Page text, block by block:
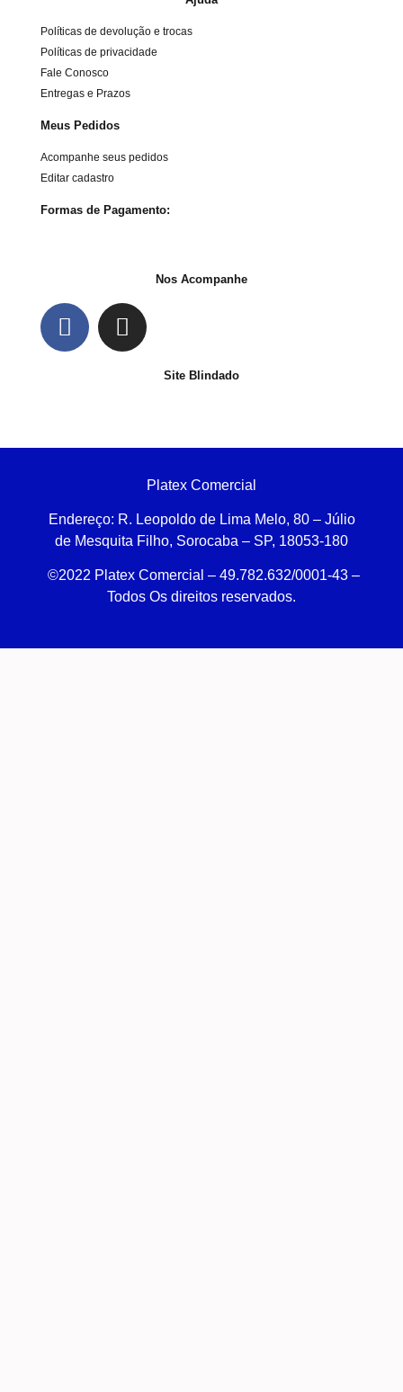
Políticas de devolução e trocas
Políticas de privacidade
Fale Conosco
Entregas e Prazos
Meus Pedidos
Acompanhe seus pedidos
Editar cadastro
Formas de Pagamento:
Nos Acompanhe
Site Blindado
Platex Comercial
Endereço: R. Leopoldo de Lima Melo, 80 – Júlio
de Mesquita Filho, Sorocaba – SP, 18053-180
©2022 Platex Comercial – 49.782.632/0001-43 –
Todos Os direitos reservados.